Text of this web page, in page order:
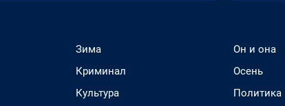
Зима
Криминал
Культура
Он и она
Осень
Политика